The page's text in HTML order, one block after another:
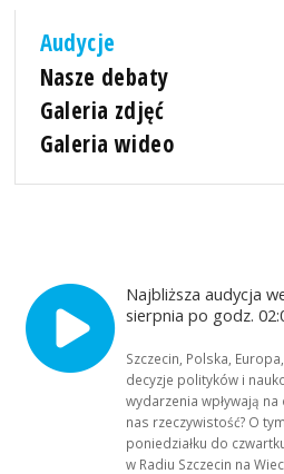
Audycje
Nasze debaty
Galeria zdjęć
Galeria wideo
Najbliższa audycja
sierpnia po godz.
Szczecin, Polska,
decyzje polityków i
wydarzenia wpływają na
nas rzeczywistość? O
poniedziałku do
w Radiu Szczecin na